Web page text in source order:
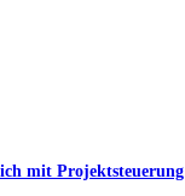
mit Projektsteuerung